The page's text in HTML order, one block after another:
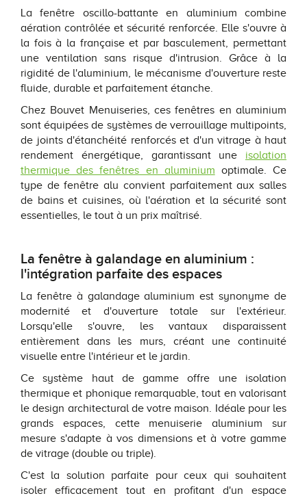
La fenêtre oscillo-battante en aluminium combine
aération contrôlée et sécurité renforcée. Elle s'ouvre à
la fois à la française et par basculement, permettant
une ventilation sans risque d'intrusion. Grâce à la
rigidité de l'aluminium, le mécanisme d'ouverture reste
fluide, durable et parfaitement étanche.
Chez Bouvet Menuiseries, ces fenêtres en aluminium
sont équipées de systèmes de verrouillage multipoints,
de joints d'étanchéité renforcés et d'un vitrage à haut
rendement énergétique, garantissant une isolation
thermique des fenêtres en aluminium optimale. Ce
type de fenêtre alu convient parfaitement aux salles
de bains et cuisines, où l'aération et la sécurité sont
essentielles, le tout à un prix maîtrisé.
La fenêtre à galandage en aluminium :
l'intégration parfaite des espaces
La fenêtre à galandage aluminium est synonyme de
modernité et d'ouverture totale sur l'extérieur.
Lorsqu'elle s'ouvre, les vantaux disparaissent
entièrement dans les murs, créant une continuité
visuelle entre l'intérieur et le jardin.
Ce système haut de gamme offre une isolation
thermique et phonique remarquable, tout en valorisant
le design architectural de votre maison. Idéale pour les
grands espaces, cette menuiserie aluminium sur
mesure s'adapte à vos dimensions et à votre gamme
de vitrage (double ou triple).
C'est la solution parfaite pour ceux qui souhaitent
isoler efficacement tout en profitant d'un espace